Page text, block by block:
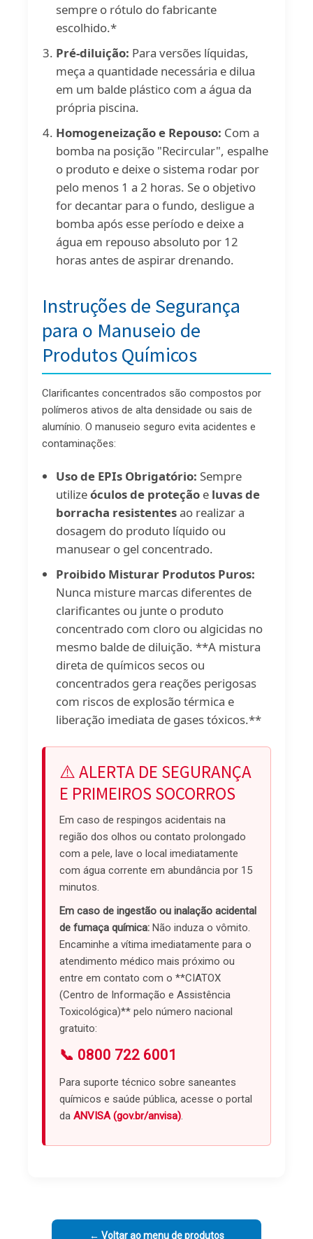
sempre o rótulo do fabricante
escolhido.*
Pré-diluição: Para versões líquidas,
meça a quantidade necessária e dilua
em um balde plástico com a água da
própria piscina.
Homogeneização e Repouso: Com a
bomba na posição "Recircular", espalhe
o produto e deixe o sistema rodar por
pelo menos 1 a 2 horas. Se o objetivo
for decantar para o fundo, desligue a
bomba após esse período e deixe a
água em repouso absoluto por 12
horas antes de aspirar drenando.
Instruções de Segurança
para o Manuseio de
Produtos Químicos
Clarificantes concentrados são compostos por
polímeros ativos de alta densidade ou sais de
alumínio. O manuseio seguro evita acidentes e
contaminações:
Uso de EPIs Obrigatório: Sempre
utilizeóculos de proteção e luvas de
borracha resistentesao realizar a
dosagem do produto líquido ou
manusear o gel concentrado.
Proibido Misturar Produtos Puros:
Nunca misture marcas diferentes de
clarificantes ou junte o produto
concentrado com cloro ou algicidas no
mesmo balde de diluição. **A mistura
direta de químicos secos ou
concentrados gera reações perigosas
com riscos de explosão térmica e
liberação imediata de gases tóxicos.**
⚠️ ALERTA DE SEGURANÇA
E PRIMEIROS SOCORROS
Em caso de respingos acidentais na
região dos olhos ou contato prolongado
com a pele, lave o local imediatamente
com água corrente em abundância por 15
minutos.
Em caso de ingestão ou inalação acidental
de fumaça química: Não induza o vômito.
Encaminhe a vítima imediatamente para o
atendimento médico mais próximo ou
entre em contato com o **CIATOX
(Centro de Informação e Assistência
Toxicológica)** pelo número nacional
gratuito:
📞 0800 722 6001
Para suporte técnico sobre saneantes
químicos e saúde pública, acesse o portal
da ANVISA (gov.br/anvisa).
← Voltar ao menu de produtos